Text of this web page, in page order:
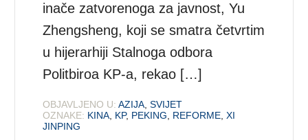
inače zatvorenoga za javnost, Yu
Zhengsheng, koji se smatra četvrtim
u hijerarhiji Stalnoga odbora
Politbiroa KP-a, rekao […]
OBJAVLJENO U: AZIJA ,SVIJET
OZNAKE: KINA KP, PEKING REFORME ,XI
JINPING